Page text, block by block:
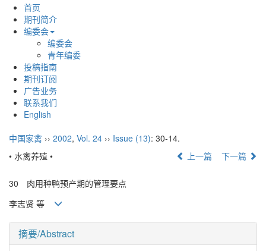
首页
期刊简介
编委会
编委会
青年编委
投稿指南
期刊订阅
广告业务
联系我们
English
中国家禽 ›› 2002, Vol. 24 ›› Issue (13): 30-14.
• 水禽养殖 •
上一篇 下一篇
30 肉用种鸭预产期的管理要点
李志贤 等
摘要/Abstract